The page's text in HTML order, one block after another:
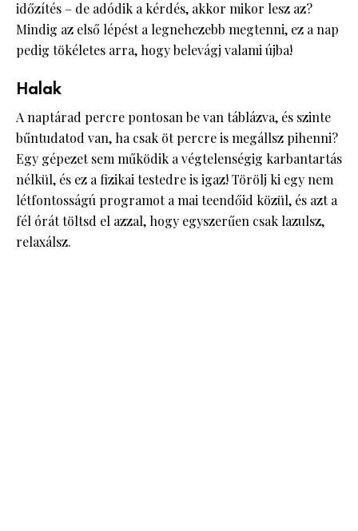
időzítés – de adódik a kérdés, akkor mikor lesz az?
Mindig az első lépést a legnehezebb megtenni, ez a nap
pedig tökéletes arra, hogy belevágj valami újba!
Halak
A naptárad percre pontosan be van táblázva, és szinte
bűntudatod van, ha csak öt percre is megállsz pihenni?
Egy gépezet sem működik a végtelenségig karbantartás
nélkül, és ez a fizikai testedre is igaz! Törölj ki egy nem
létfontosságú programot a mai teendőid közül, és azt a
fél órát töltsd el azzal, hogy egyszerűen csak lazulsz,
relaxálsz.